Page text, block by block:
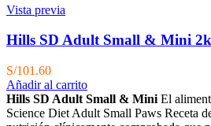
Vista previa
Hills SD Adult Small & Mini
S/101.60
Añadir al carrito
Hills SD Adult Small & Mini El
Science Diet Adult Small Paws Receta